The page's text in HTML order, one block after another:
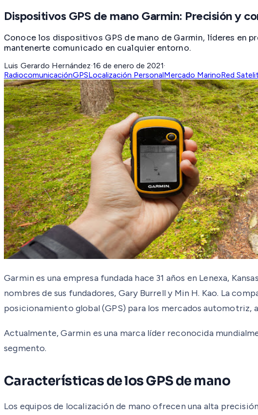
Dispositivos GPS de mano Garmin: Precisión y
Conoce los dispositivos GPS de mano de Garmin, líderes en
mantenerte comunicado en cualquier entorno.
Luis Gerardo Hernández·16 de enero de 2021·
RadiocomunicaciónGPSLocalización PersonalMercado MarinoRed
Garmin es una empresa fundada hace 31 años en Lenexa,
nombres de sus fundadores, Gary Burrell y Min H. Kao. La
posicionamiento global (GPS) para los mercados
Actualmente, Garmin es una marca líder reconocida
segmento.
Características de los GPS de mano
Los equipos de localización de mano ofrecen una alta